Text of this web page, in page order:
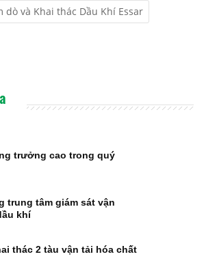
dò và Khai thác Dầu Khí Essar
trưởng cao trong quý
trung tâm giám sát vận
khí
thác 2 tàu vận tải hóa chất